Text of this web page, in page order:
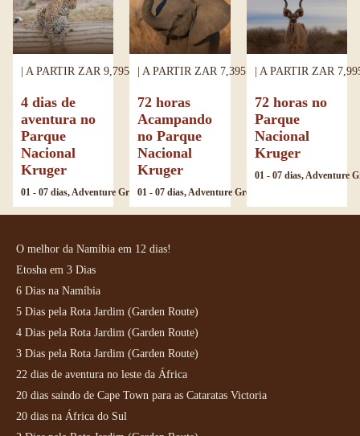
| A PARTIR ZAR 9,795.00 |
4 dias de
aventura no
Parque
Nacional
Kruger
01 - 07 dias, Adventure Groups, África do Sul, Duração, País, Tipo
| A PARTIR ZAR 7,395.00 |
72 horas
Acampando
no Parque
Nacional
Kruger
| A PARTIR ZAR
72 horas no
Parque
Nacional
Kruger
O melhor da Namíbia em 12 dias!
Etosha em 3 Dias
6 Dias na Namíbia
5 Dias pela Rota Jardim (Garden Route)
4 Dias pela Rota Jardim (Garden Route)
3 Dias pela Rota Jardim (Garden Route)
22 dias de aventura no leste da África
20 dias saindo de Cape Town para as Cataratas Victoria
20 dias na África do Sul